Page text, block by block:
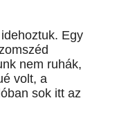
Egy
nem ruhák,
volt, a
sok itt az